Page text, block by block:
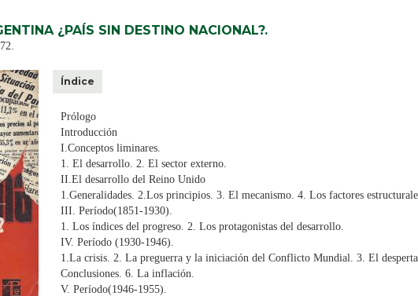
¿PAÍS SIN DESTINO NACIONAL?.
Índice
Prólogo
Introducción
I.Conceptos liminares.
1. El desarrollo. 2. El sector externo.
II.El desarrollo del Reino Unido
1.Generalidades. 2.Los principios. 3. El mecanismo. 4. Los factores
III. Período(1851-1930).
1. Los índices del progreso. 2. Los protagonistas del desarrollo.
IV. Período (1930-1946).
1.La crisis. 2. La preguerra y la iniciación del Conflicto Mundial. 3. El
Conclusiones. 6. La inflación.
V. Período(1946-1955).